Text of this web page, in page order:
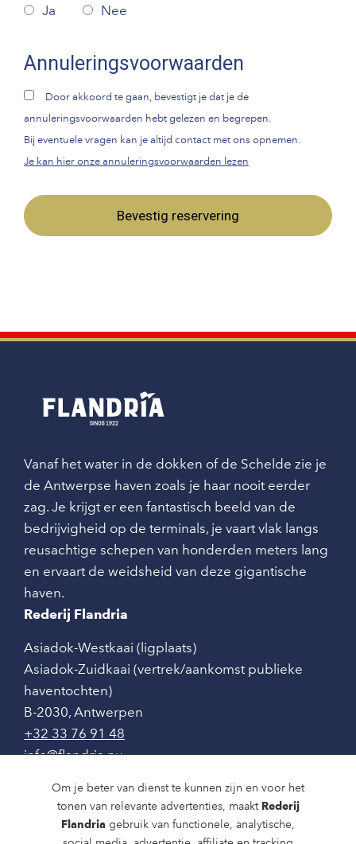
Om je beter van dienst te kunnen zijn en voor het
tonen van relevante advertenties, maakt Rederij
Flandria gebruik van functionele, analytische,
Ja
Nee
Annuleringsvoorwaarden
Door akkoord te gaan, bevestigt je dat je de
annuleringsvoorwaarden hebt gelezen en begrepen.
Bij eventuele vragen kan je altijd contact met ons opnemen.
Je kan hier onze annuleringsvoorwaarden lezen
Bevestig reservering
Vanaf het water in de dokken of de Schelde zie je
de Antwerpse haven zoals je haar nooit eerder
zag. Je krijgt er een fantastisch beeld van de
bedrijvigheid op de terminals, je vaart vlak langs
reusachtige schepen van honderden meters lang
en ervaart de weidsheid van deze gigantische
haven.
Rederij Flandria
Asiadok-Westkaai (ligplaats)
Asiadok-Zuidkaai (vertrek/aankomst publieke
haventochten)
B-2030, Antwerpen
+32 33 76 91 48
info@flandria.nu
Contact
Vaaragenda